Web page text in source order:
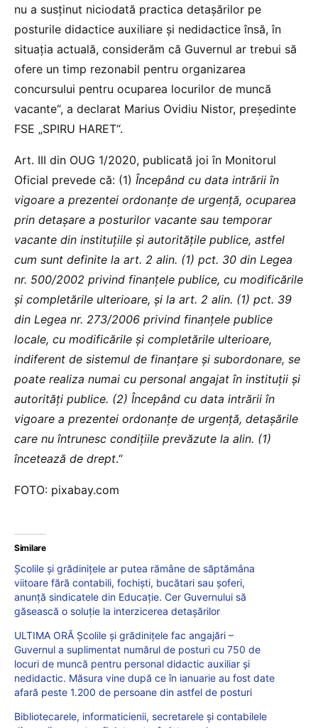
nu a susținut niciodată practica detașărilor pe
posturile didactice auxiliare și nedidactice însă, în
situația actuală, considerăm că Guvernul ar trebui să
ofere un timp rezonabil pentru organizarea
concursului pentru ocuparea locurilor de muncă
vacante“, a declarat Marius Ovidiu Nistor, președinte
FSE „SPIRU HARET“.
Art. III din OUG 1/2020, publicată joi în Monitorul
Oficial prevede că: (1) Începând cu data intrării în
vigoare a prezentei ordonanţe de urgenţă, ocuparea
prin detaşare a posturilor vacante sau temporar
vacante din instituţiile şi autorităţile publice, astfel
cum sunt definite la art. 2 alin. (1) pct. 30 din Legea
nr. 500/2002 privind finanţele publice, cu modificările
şi completările ulterioare, şi la art. 2 alin. (1) pct. 39
din Legea nr. 273/2006 privind finanţele publice
locale, cu modificările şi completările ulterioare,
indiferent de sistemul de finanţare şi subordonare, se
poate realiza numai cu personal angajat în instituţii şi
autorităţi publice. (2) Începând cu data intrării în
vigoare a prezentei ordonanţe de urgenţă, detaşările
care nu întrunesc condiţiile prevăzute la alin. (1)
încetează de drept.“
FOTO: pixabay.com
Similare
Școlile și grădinițele ar putea rămâne de săptămâna
viitoare fără contabili, fochiști, bucătari sau șoferi,
anunță sindicatele din Educație. Cer Guvernului să
găsească o soluție la interzicerea detașărilor
ULTIMA ORĂ Școlile și grădinițele fac angajări –
Guvernul a suplimentat numărul de posturi cu 750 de
locuri de muncă pentru personal didactic auxiliar și
nedidactic. Măsura vine după ce în ianuarie au fost date
afară peste 1.200 de persoane din astfel de posturi
Bibliotecarele, informaticienii, secretarele și contabilele